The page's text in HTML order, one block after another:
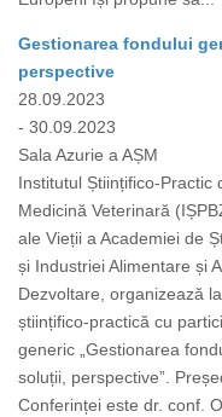
Gestionarea fondului
perspective
28.09.2023
- 30.09.2023
Sala Azurie a AȘM
Institutul Științifico-Practic
Medicină Veterinară
ale Vieții a Academiei de
și Industriei Alimentare și
Dezvoltare, organizează
științifico-practică cu
generic „Gestionarea
soluții, perspective”.
Conferinței este dr. conf.